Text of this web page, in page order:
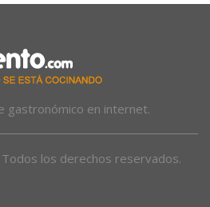
gastronómico en internet.
los derechos reservados.